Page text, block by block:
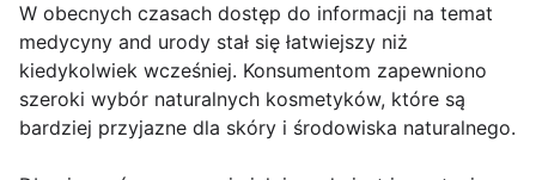
W obecnych czasach dostęp do informacji na temat
medycyny and urody stał się łatwiejszy niż
kiedykolwiek wcześniej. Konsumentom zapewniono
szeroki wybór naturalnych kosmetyków, które są
bardziej przyjazne dla skóry i środowiska naturalnego.